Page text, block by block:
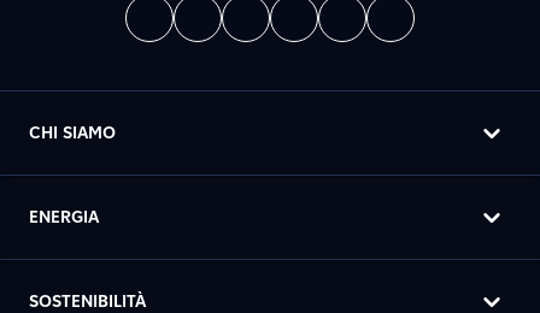
CHI SIAMO
ENERGIA
SOSTENIBILITÀ